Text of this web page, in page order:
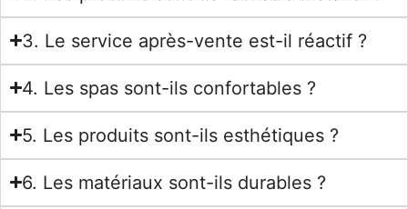
3. Le service après-vente est-il réactif ?
4. Les spas sont-ils confortables ?
5. Les produits sont-ils esthétiques ?
6. Les matériaux sont-ils durables ?